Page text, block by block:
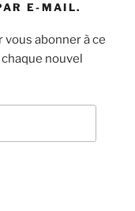
E-MAIL.
abonner à ce
nouvel